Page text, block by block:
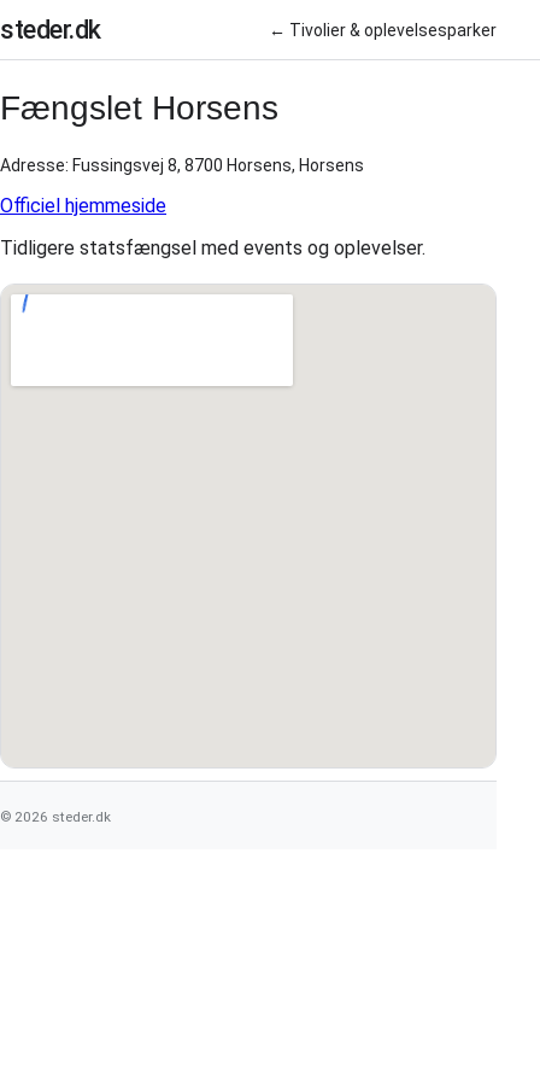
steder.dk ← Tivolier & oplevelsesparker
Fængslet Horsens
Adresse: Fussingsvej 8, 8700 Horsens, Horsens
Officiel hjemmeside
Tidligere statsfængsel med events og oplevelser.
© 2026 steder.dk